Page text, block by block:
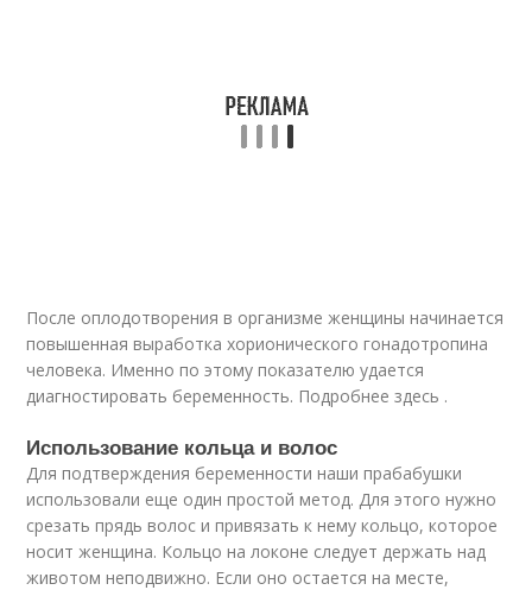
После оплодотворения в организме женщины начинается
повышенная выработка хорионического гонадотропина
человека. Именно по этому показателю удается
диагностировать беременность. Подробнее здесь .
Использование кольца и волос
Для подтверждения беременности наши прабабушки
использовали еще один простой метод. Для этого нужно
срезать прядь волос и привязать к нему кольцо, которое
носит женщина. Кольцо на локоне следует держать над
животом неподвижно. Если оно остается на месте,